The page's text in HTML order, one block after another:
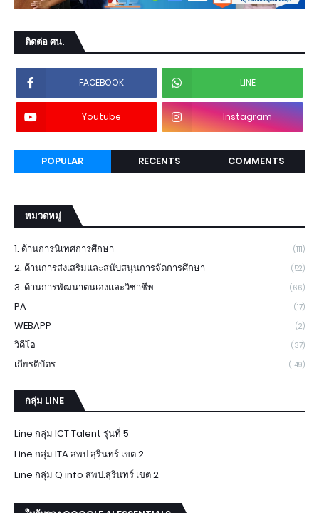
ติดต่อ ศน.
FACEBOOK LINE
Youtube Instagram
POPULAR RECENTS COMMENTS
หมวดหมู่
1. ด้านการนิเทศการศึกษา (111)
2. ด้านการส่งเสริมและสนับสนุนการจัดการศึกษา (52)
3. ด้านการพัฒนาตนเองและวิชาชีพ (66)
PA (17)
WEBAPP (2)
วิดีโอ (37)
เกียรติบัตร (149)
กลุ่ม LINE
Line กลุ่ม ICT Talent รุ่นที่ 5
Line กลุ่ม ITA สพป.สุรินทร์ เขต 2
Line กลุ่ม Q info สพป.สุรินทร์ เขต 2